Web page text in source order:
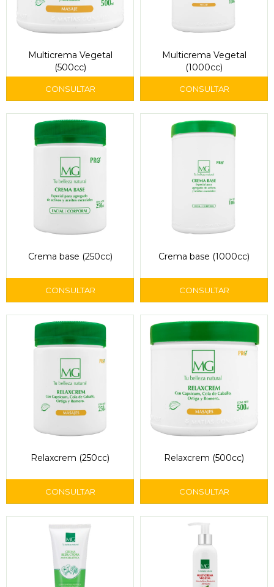
Multicrema Vegetal
(500cc)
Multicrema Vegetal
(1000cc)
Crema base (250cc) Crema base (1000cc)
Relaxcrem (250cc) Relaxcrem (500cc)